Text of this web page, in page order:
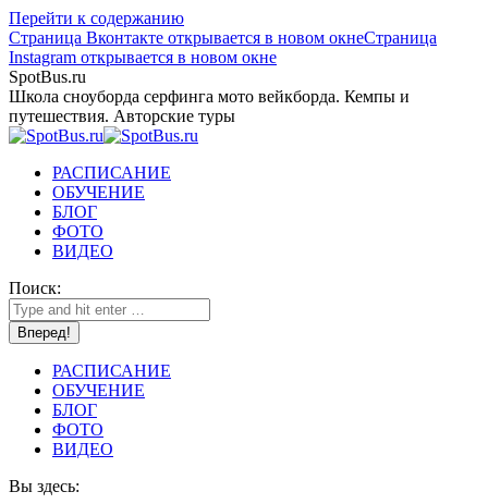
Перейти к содержанию
Страница Вконтакте открывается в новом окнеСтраница
Instagram открывается в новом окне
SpotBus.ru
Школа сноуборда серфинга мото вейкборда. Кемпы и
путешествия. Авторские туры
РАСПИСАНИЕ
ОБУЧЕНИЕ
БЛОГ
ФОТО
ВИДЕО
Поиск:
РАСПИСАНИЕ
ОБУЧЕНИЕ
БЛОГ
ФОТО
ВИДЕО
Вы здесь: